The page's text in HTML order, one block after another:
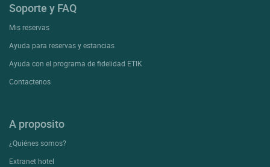
Soporte y FAQ
Mis reservas
Ayuda para reservas y estancias
Ayuda con el programa de fidelidad ETIK
Contactenos
A proposito
¿Quiénes somos?
Extranet hotel